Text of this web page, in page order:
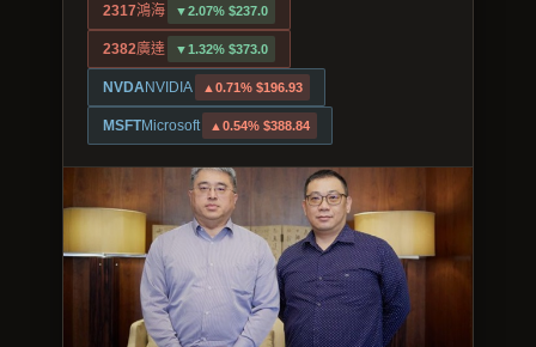
2317鴻海 ▼2.07% $237.0
2382廣達 ▼1.32% $373.0
NVDANVIDIA ▲0.71% $196.93
MSFTMicrosoft ▲0.54% $388.84